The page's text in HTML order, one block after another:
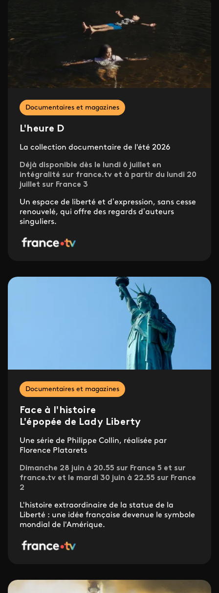
Documentaires et magazines
L'heure D
La collection documentaire de l'été 2026
Déjà disponible dès le lundi 6 juillet en
intégralité sur france.tv et à partir du lundi 20
juillet sur France 3
Un espace de liberté et d’expression, sans cesse
renouvelé, qui offre des regards d’auteurs
singuliers.
Documentaires et magazines
Face à l'histoire
L'épopée de Lady Liberty
Une série de Philippe Collin, réalisée par
Florence Platarets
Dimanche 28 juin à 20.55 sur France 5 et sur
france.tv et le mardi 30 juin à 22.55 sur France
2
L'histoire extraordinaire de la statue de la
Liberté : une idée française devenue le symbole
mondial de l'Amérique.